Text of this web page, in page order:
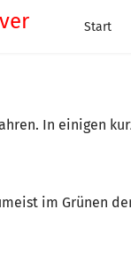
Start
In einigen
im Grünen